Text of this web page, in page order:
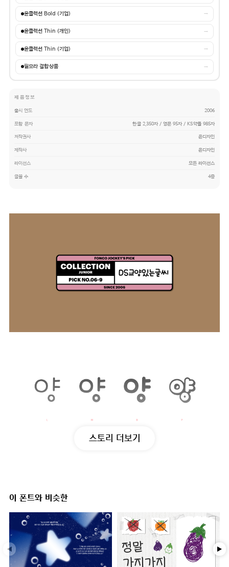
윤콜렉션 Bold (기업) →
윤콜렉션 Thin (개인) →
윤콜렉션 Thin (기업) →
필모라 결합상품 →
제품정보
출시 연도 2006
포함 문자 한글 2,350자 / 영문 95자 / KS약물 985자
저작권사 윤디자인
제작사 윤디자인
라이선스 모든 라이선스
글꼴 수 4종
스토리 더보기
이 폰트와 비슷한